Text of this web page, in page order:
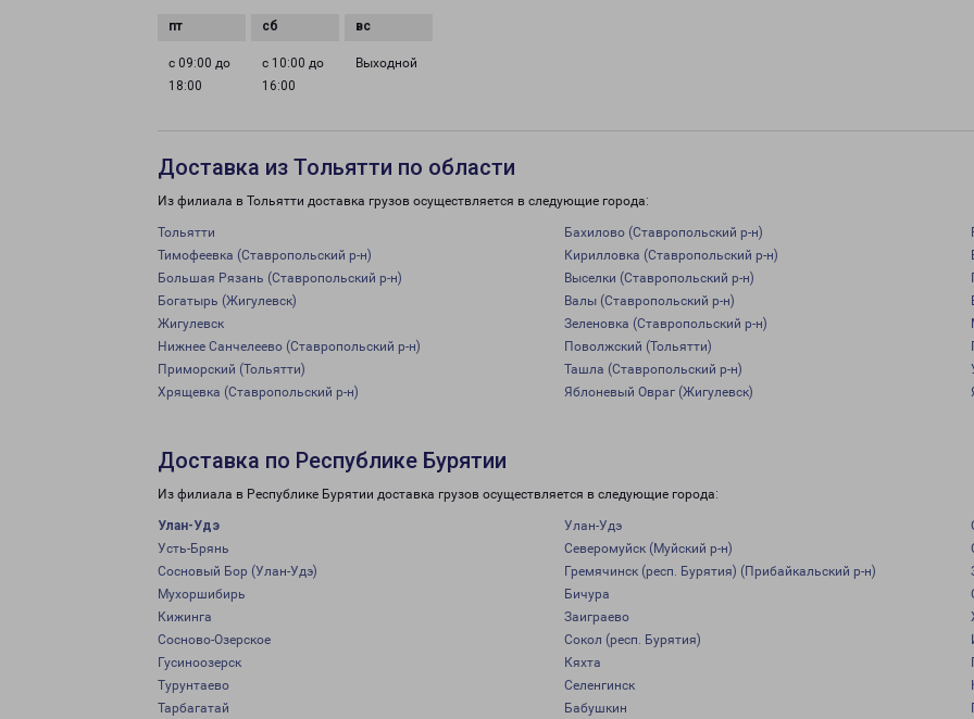
с 09:00 до
18:00
с 10:00 до
16:00
Выходной
Доставка из Тольятти по области
Из филиала в Тольятти доставка грузов осуществляется в следующие города:
Тольятти Бахилово (Ставропольский р-н)
Тимофеевка (Ставропольский р-н)
Кирилловка (Ставропольский р-н)
Большая Рязань (Ставропольский р-н)
Выселки (Ставропольский р-н)
Богатырь (Жигулевск)
Валы (Ставропольский р-н)
Жигулевск
Зеленовка (Ставропольский р-н)
Нижнее Санчелеево (Ставропольский р-н)
Поволжский (Тольятти)
Приморский (Тольятти)
Ташла (Ставропольский р-н)
Хрящевка (Ставропольский р-н)
Яблоневый Овраг (Жигулевск)
Доставка по Республике Бурятии
Из филиала в Республике Бурятии доставка грузов осуществляется в следующие города:
Улан-Удэ Улан-Удэ
Усть-Брянь
Северомуйск (Муйский р-н)
Сосновый Бор (Улан-Удэ)
Гремячинск (респ. Бурятия) (Прибайкальский р-н)
Мухоршибирь
Бичура
Кижинга
Заиграево
Сосново-Озерское
Сокол (респ. Бурятия)
Гусиноозерск
Кяхта
Турунтаево
Селенгинск
Тарбагатай
Бабушкин